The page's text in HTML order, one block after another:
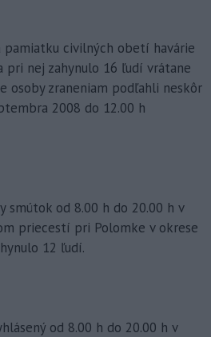
pamiatku civilných obetí havárie
pri nej zahynulo 16 ľudí vrátane
osoby zraneniam podľahli neskôr
2008 do 12.00 h
smútok od 8.00 h do 20.00 h v
priecestí pri Polomke v okrese
12 ľudí.
od 8.00 h do 20.00 h v